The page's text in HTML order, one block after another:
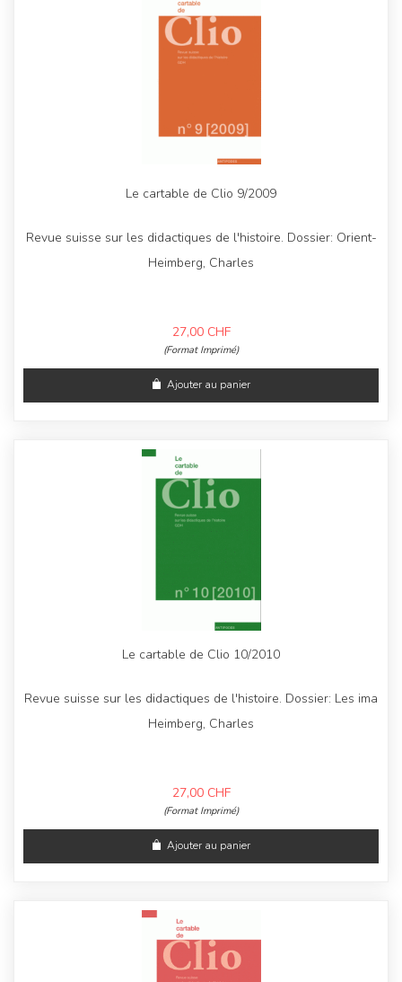
Le cartable de Clio 9/2009
Revue suisse sur les didactiques de l'histoire. Dossier: Orient-
Heimberg, Charles
27,00 CHF
(Format Imprimé)
Ajouter au panier
Le cartable de Clio 10/2010
Revue suisse sur les didactiques de l'histoire. Dossier: Les ima
Heimberg, Charles
27,00 CHF
(Format Imprimé)
Ajouter au panier